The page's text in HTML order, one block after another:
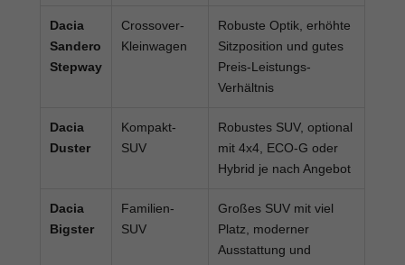
Dacia
Sandero
Stepway
Crossover-
Kleinwagen
Robuste Optik, erhöhte
Sitzposition und gutes
Preis-Leistungs-
Verhältnis
Dacia
Duster
Kompakt-
SUV
Robustes SUV, optional
mit 4x4, ECO-G oder
Hybrid je nach Angebot
Dacia
Bigster
Familien-
SUV
Großes SUV mit viel
Platz, moderner
Ausstattung und